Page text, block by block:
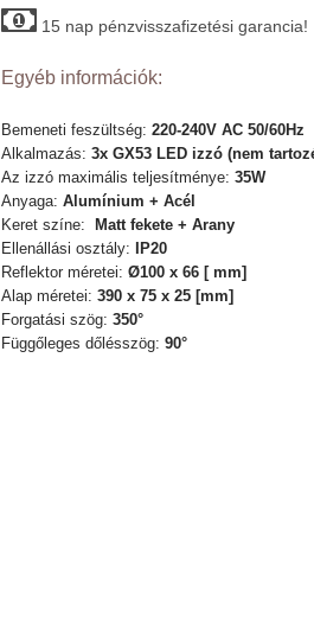
15 nap pénzvisszafizetési garancia!
Egyéb információk:
Bemeneti feszültség: 220-240V AC 50/60Hz
Alkalmazás: 3x GX53 LED izzó (nem
Az izzó maximális teljesítménye: 35W
Anyaga: Alumínium + Acél
Keret színe:
Matt fekete + Arany
Ellenállási osztály:
IP20
Reflektor méretei: Ø100 x 66 [ mm]
Alap méretei: 390 x 75 x 25 [mm]
Forgatási szög: 350°
Függőleges dőlésszög: 90°